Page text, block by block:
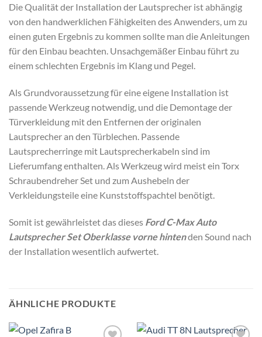
Die Qualität der Installation der Lautsprecher ist abhängig
von den handwerklichen Fähigkeiten des Anwenders, um zu
einen guten Ergebnis zu kommen sollte man die Anleitungen
für den Einbau beachten. Unsachgemäßer Einbau führt zu
einem schlechten Ergebnis im Klang und Pegel.
Als Grundvoraussetzung für eine eigene Installation ist
passende Werkzeug notwendig, und die Demontage der
Türverkleidung mit den Entfernen der originalen
Lautsprecher an den Türblechen. Passende
Lautsprecherringe mit Lautsprecherkabeln sind im
Lieferumfang enthalten. Als Werkzeug wird meist ein Torx
Schraubendreher Set und zum Aushebeln der
Verkleidungsteile eine Kunststoffspachtel benötigt.
Somit ist gewährleistet das dieses Ford C-Max Auto
Lautsprecher Set Oberklasse vorne hintenden Sound nach
der Installation wesentlich aufwertet.
ÄHNLICHE PRODUKTE